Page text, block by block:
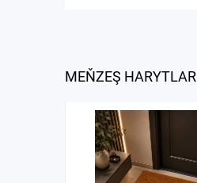
MEŇZEŞ HARYTLAR